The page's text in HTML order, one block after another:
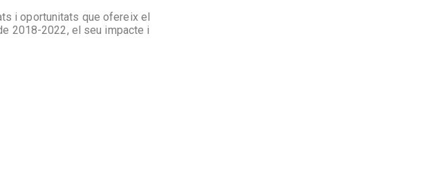
i oportunitats que ofereix el
2018-2022, el seu impacte i